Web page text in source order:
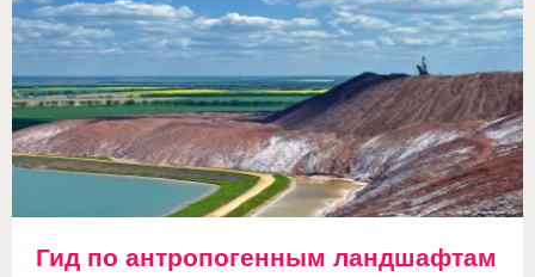
Гид по антропогенным ландшафтам